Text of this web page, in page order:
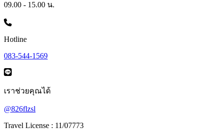
09.00 - 15.00 น.
Hotline
083-544-1569
เราช่วยคุณได้
@826flzsl
Travel License : 11/07773